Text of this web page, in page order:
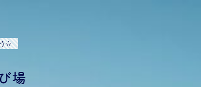
う☆
場